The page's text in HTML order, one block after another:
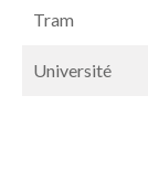
Tram
Université